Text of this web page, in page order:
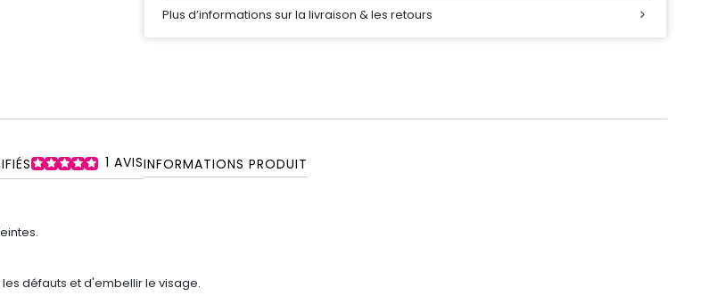
Plus d’informations sur la livraison & les retours
1 AVISINFORMATIONS PRODUIT
défauts et d'embellir le visage.